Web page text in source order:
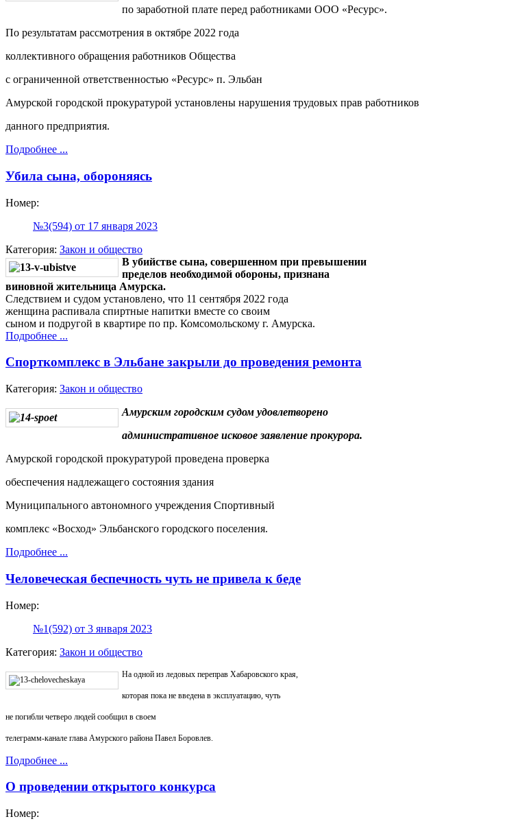
по заработной плате перед работниками ООО «Ресурс».
По результатам рассмотрения в октябре 2022 года
коллективного обращения работников Общества
с ограниченной ответственностью «Ресурс» п. Эльбан
Амурской городской прокуратурой установлены нарушения трудовых прав работников
данного предприятия.
Подробнее ...
Убила сына, обороняясь
Номер:
№3(594) от 17 января 2023
Категория: Закон и общество
В убийстве сына, совершенном при превышении
пределов необходимой обороны, признана
виновной жительница Амурска.
Следствием и судом установлено, что 11 сентября 2022 года
женщина распивала спиртные напитки вместе со своим
сыном и подругой в квартире по пр. Комсомольскому г. Амурска.
Подробнее ...
Спорткомплекс в Эльбане закрыли до проведения ремонта
Категория: Закон и общество
Амурским городским судом удовлетворено
административное исковое заявление прокурора.
Амурской городской прокуратурой проведена проверка
обеспечения надлежащего состояния здания
Муниципального автономного учреждения Спортивный
комплекс «Восход» Эльбанского городского поселения.
Подробнее ...
Человеческая беспечность чуть не привела к беде
Номер:
№1(592) от 3 января 2023
Категория: Закон и общество
На одной из ледовых переправ Хабаровского края,
которая пока не введена в эксплуатацию, чуть
не погибли четверо людей сообщил в своем
телеграмм-канале глава Амурского района Павел Боровлев.
Подробнее ...
О проведении открытого конкурса
Номер: